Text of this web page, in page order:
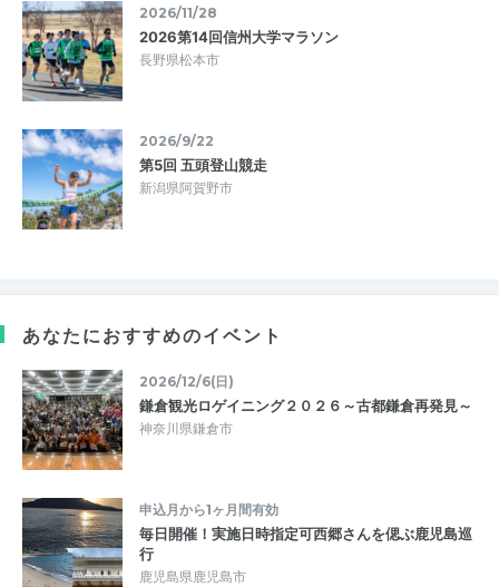
2026/11/28
2026第14回信州大学マラソン
長野県松本市
2026/9/22
第5回 五頭登山競走
新潟県阿賀野市
あなたにおすすめのイベント
2026/12/6(日)
鎌倉観光ロゲイニング２０２６～古都鎌倉再発見～
神奈川県鎌倉市
申込月から1ヶ月間有効
毎日開催！実施日時指定可西郷さんを偲ぶ鹿児島巡
行
鹿児島県鹿児島市